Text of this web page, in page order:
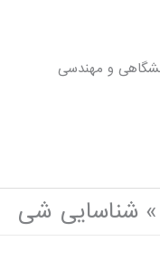
و مهندسی
شناسایی شی